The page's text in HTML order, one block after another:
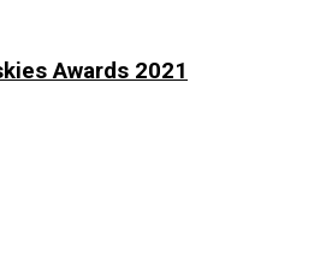
Awards 2021